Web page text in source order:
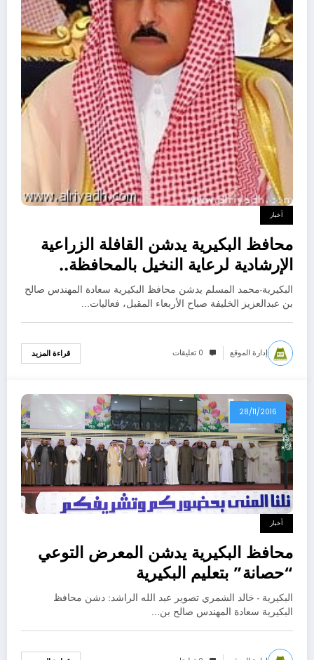
أخبار
محافظ البكيرية يدشن القافلة الزراعية
الإرشادية لرعاية النخيل بالمحافظة..
الاربعاء المقبل
البكيرية-محمد المسلم يدشن محافظ البكيرية سعادة المهندس صالح
بن عبدالعزيز الخليفة صباح الأربعاء المقبل، فعاليات…
إدارة الموقع 0 تعليقات قراءة المزيد
28/11/2016
أخبار
محافظ البكيرية يدشن المعرض التوعي
“حصانة” بتعليم البكيرية
البكيرية - خالد الشمري تصوير عبد الله الراشد: دشن محافظ
البكيرية سعادة المهندس صالح بن…